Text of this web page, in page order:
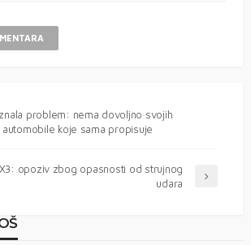
problem: nema dovoljno svojih
koje sama propisuje
opoziv zbog opasnosti od strujnog
udara